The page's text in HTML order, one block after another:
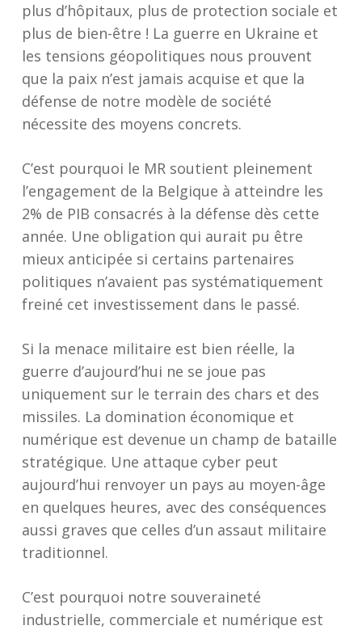
plus d’hôpitaux, plus de protection sociale et
plus de bien-être ! La guerre en Ukraine et
les tensions géopolitiques nous prouvent
que la paix n’est jamais acquise et que la
défense de notre modèle de société
nécessite des moyens concrets.
C’est pourquoi le MR soutient pleinement
l’engagement de la Belgique à atteindre les
2% de PIB consacrés à la défense dès cette
année. Une obligation qui aurait pu être
mieux anticipée si certains partenaires
politiques n’avaient pas systématiquement
freiné cet investissement dans le passé.
Si la menace militaire est bien réelle, la
guerre d’aujourd’hui ne se joue pas
uniquement sur le terrain des chars et des
missiles. La domination économique et
numérique est devenue un champ de bataille
stratégique. Une attaque cyber peut
aujourd’hui renvoyer un pays au moyen-âge
en quelques heures, avec des conséquences
aussi graves que celles d’un assaut militaire
traditionnel.
C’est pourquoi notre souveraineté
industrielle, commerciale et numérique est